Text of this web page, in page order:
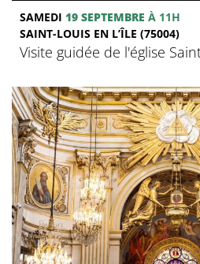
SAMEDI 19 SEPTEMBRE À 11H
SAINT-LOUIS EN L’ÎLE (75004)
Visite guidée de l'église